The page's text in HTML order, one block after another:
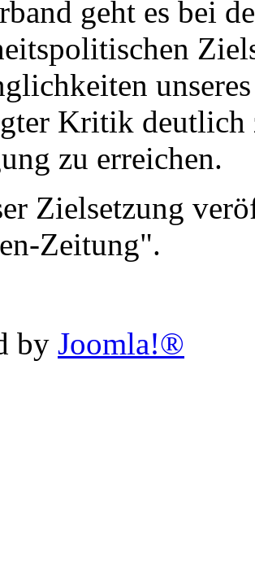
geht es bei
Kritik deutlich
zu erreichen.
Zielsetzung
Zeitung".
by Joomla!®